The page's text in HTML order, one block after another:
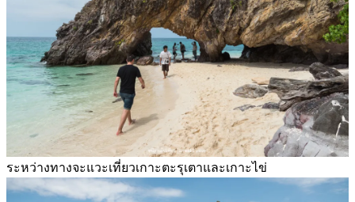
ระหว่างทางจะแวะเที่ยวเกาะตะรุเตาและเกาะไข่